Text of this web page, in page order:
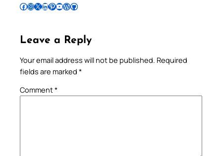
Follow Pradeep on Facebook Follow Pradeep on InstagramFollow Pradeep on X Follow Pradeep on LinkedIn Follow Pradeep on Pinterest Subscribe to Pradeep’s Youtube Channel Follow Pradeep on WordPress Follow Pradeep on GitHub
Leave a Reply
Your email address will not be published. Required
fields are marked *
Comment*